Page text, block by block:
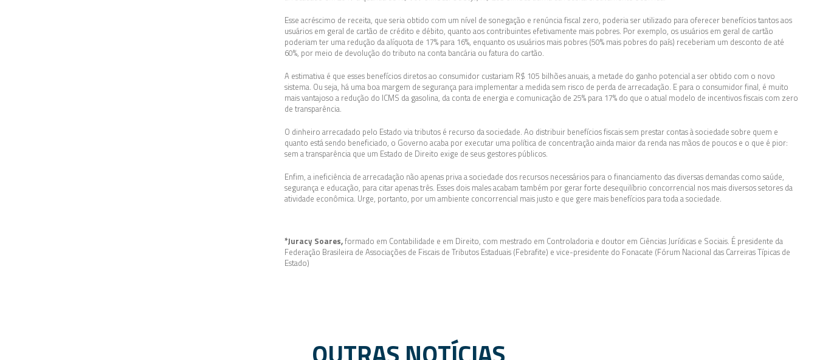
Esse acréscimo de receita, que seria obtido com um nível de sonegação e renúncia fiscal zero, poderia ser utilizado para oferecer benefícios tantos aos
usuários em geral de cartão de crédito e débito, quanto aos contribuintes efetivamente mais pobres. Por exemplo, os usuários em geral de cartão
poderiam ter uma redução da alíquota de 17% para 16%, enquanto os usuários mais pobres (50% mais pobres do país) receberiam um desconto de até
60%, por meio de devolução do tributo na conta bancária ou fatura do cartão.
A estimativa é que esses benefícios diretos ao consumidor custariam R$ 105 bilhões anuais, a metade do ganho potencial a ser obtido com o novo
sistema. Ou seja, há uma boa margem de segurança para implementar a medida sem risco de perda de arrecadação. E para o consumidor final, é muito
mais vantajoso a redução do ICMS da gasolina, da conta de energia e comunicação de 25% para 17% do que o atual modelo de incentivos fiscais com zero
de transparência.
O dinheiro arrecadado pelo Estado via tributos é recurso da sociedade. Ao distribuir benefícios fiscais sem prestar contas à sociedade sobre quem e
quanto está sendo beneficiado, o Governo acaba por executar uma política de concentração ainda maior da renda nas mãos de poucos e o que é pior:
sem a transparência que um Estado de Direito exige de seus gestores públicos.
Enfim, a ineficiência de arrecadação não apenas priva a sociedade dos recursos necessários para o financiamento das diversas demandas como saúde,
segurança e educação, para citar apenas três. Esses dois males acabam também por gerar forte desequilíbrio concorrencial nos mais diversos setores da
atividade econômica. Urge, portanto, por um ambiente concorrencial mais justo e que gere mais benefícios para toda a sociedade.
*Juracy Soares,formado em Contabilidade e em Direito, com mestrado em Controladoria e doutor em Ciências Jurídicas e Sociais. É presidente da
Federação Brasileira de Associações de Fiscais de Tributos Estaduais (Febrafite) e vice-presidente do Fonacate (Fórum Nacional das Carreiras Típicas de
Estado)